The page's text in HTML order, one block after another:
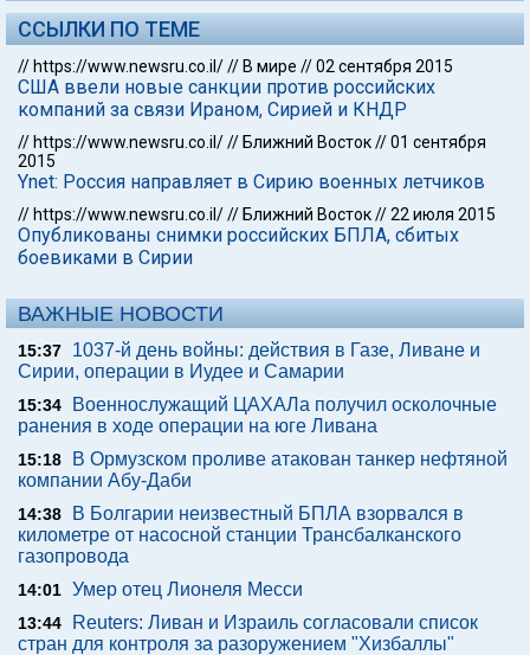
ССЫЛКИ ПО ТЕМЕ
// https://www.newsru.co.il/// В мире //02 сентября 2015
США ввели новые санкции против российских
компаний за связи Ираном, Сирией и КНДР
// https://www.newsru.co.il/// Ближний Восток//01 сентября
2015
Ynet: Россия направляет в Сирию военных летчиков
// https://www.newsru.co.il/// Ближний Восток//22 июля 2015
Опубликованы снимки российских БПЛА, сбитых
боевиками в Сирии
ВАЖНЫЕ НОВОСТИ
15:37
1037-й день войны: действия в Газе, Ливане и
Сирии, операции в Иудее и Самарии
15:34
Военнослужащий ЦАХАЛа получил осколочные
ранения в ходе операции на юге Ливана
15:18
В Ормузском проливе атакован танкер нефтяной
компании Абу-Даби
14:38
В Болгарии неизвестный БПЛА взорвался в
километре от насосной станции Трансбалканского
газопровода
14:01 Умер отец Лионеля Месси
13:44
Reuters: Ливан и Израиль согласовали список
стран для контроля за разоружением "Хизбаллы"